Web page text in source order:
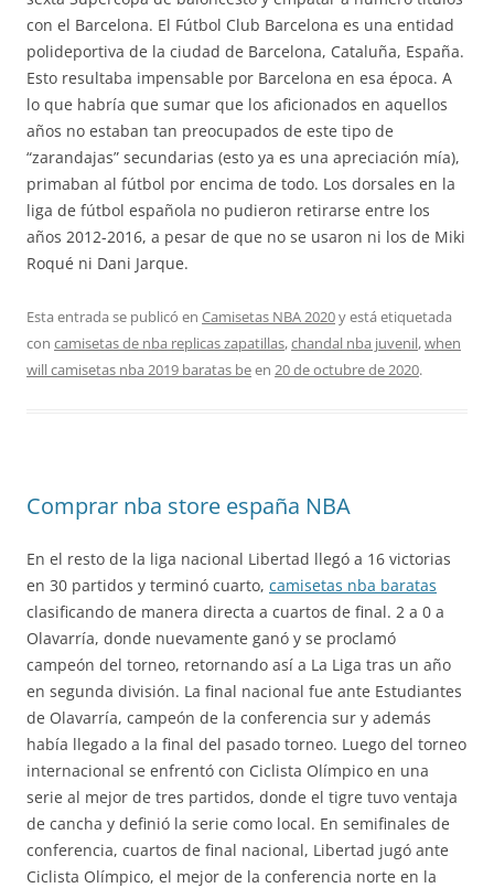
con el Barcelona. El Fútbol Club Barcelona es una entidad
polideportiva de la ciudad de Barcelona, Cataluña, España.
Esto resultaba impensable por Barcelona en esa época. A
lo que habría que sumar que los aficionados en aquellos
años no estaban tan preocupados de este tipo de
“zarandajas” secundarias (esto ya es una apreciación mía),
primaban al fútbol por encima de todo. Los dorsales en la
liga de fútbol española no pudieron retirarse entre los
años 2012-2016, a pesar de que no se usaron ni los de Miki
Roqué ni Dani Jarque.
Esta entrada se publicó en Camisetas NBA 2020y está etiquetada
con camisetas de nba replicas zapatillas,chandal nba juvenil,when
will camisetas nba 2019 baratas been 20 de octubre de 2020.
Comprar nba store españa NBA
En el resto de la liga nacional Libertad llegó a 16 victorias
en 30 partidos y terminó cuarto, camisetas nba baratas
clasificando de manera directa a cuartos de final. 2 a 0 a
Olavarría, donde nuevamente ganó y se proclamó
campeón del torneo, retornando así a La Liga tras un año
en segunda división. La final nacional fue ante Estudiantes
de Olavarría, campeón de la conferencia sur y además
había llegado a la final del pasado torneo. Luego del torneo
internacional se enfrentó con Ciclista Olímpico en una
serie al mejor de tres partidos, donde el tigre tuvo ventaja
de cancha y definió la serie como local. En semifinales de
conferencia, cuartos de final nacional, Libertad jugó ante
Ciclista Olímpico, el mejor de la conferencia norte en la